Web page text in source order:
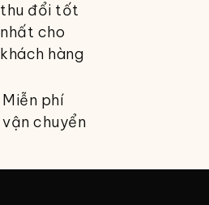
thu đổi tốt
nhất cho
khách hàng
Miễn phí
vận chuyển